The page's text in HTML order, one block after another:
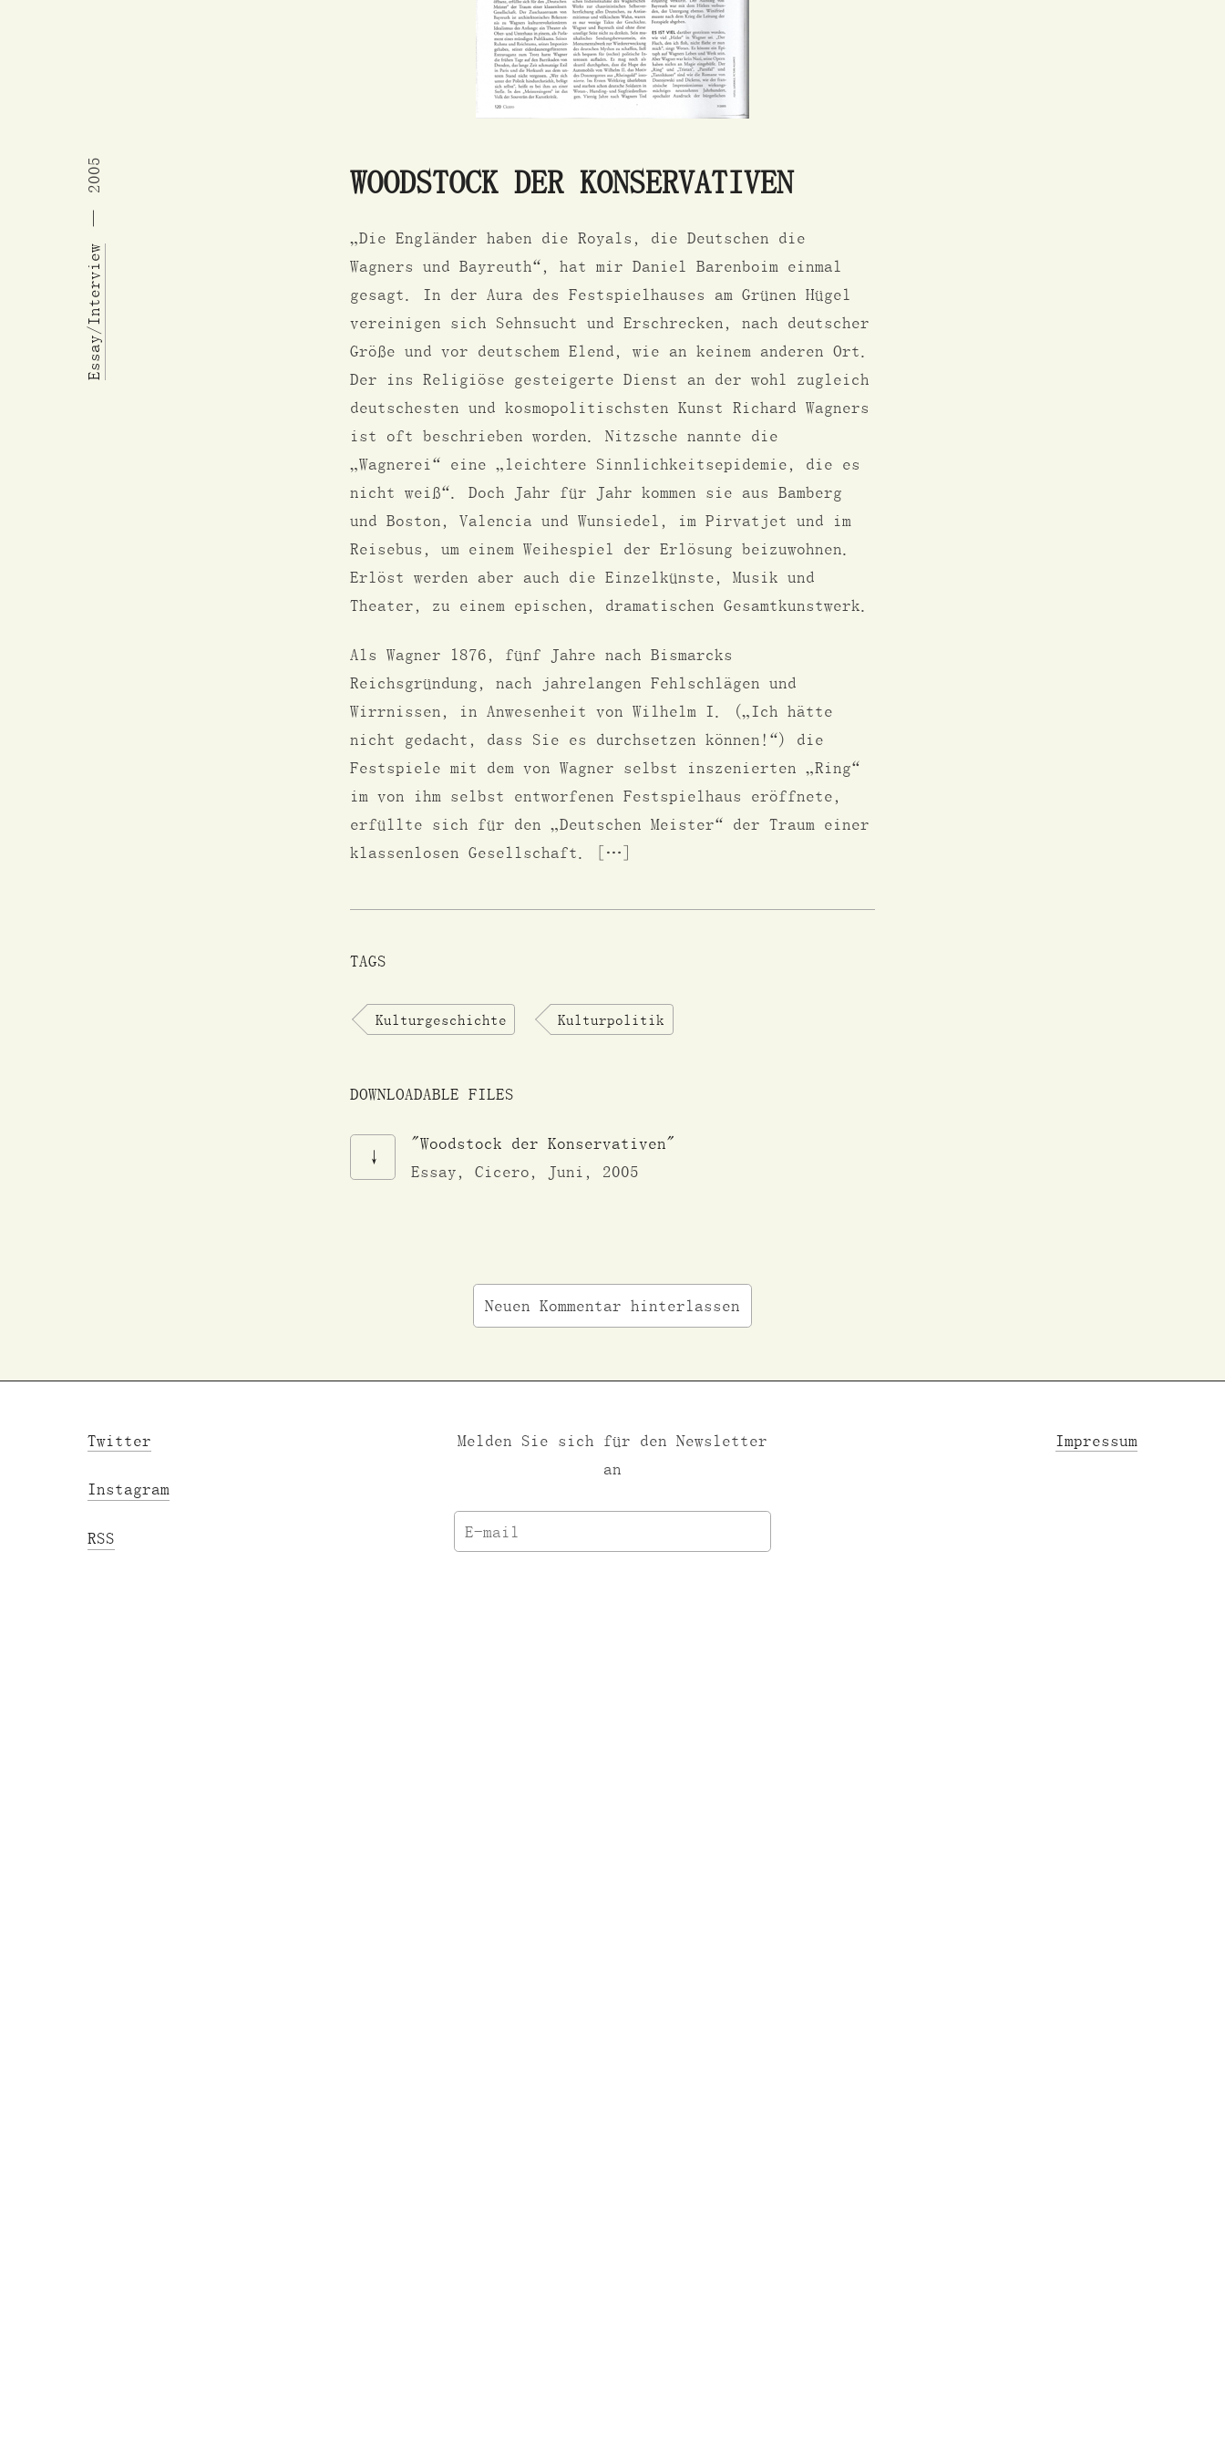
Essay/Interview
2005 WOODSTOCK DER KONSERVATIVEN
„Die Engländer haben die Royals, die Deutschen die
Wagners und Bayreuth“, hat mir Daniel Barenboim einmal
gesagt. In der Aura des Festspielhauses am Grünen Hügel
vereinigen sich Sehnsucht und Erschrecken, nach deutscher
Größe und vor deutschem Elend, wie an keinem anderen Ort.
Der ins Religiöse gesteigerte Dienst an der wohl zugleich
deutschesten und kosmopolitischsten Kunst Richard Wagners
ist oft beschrieben worden. Nitzsche nannte die
„Wagnerei“ eine „leichtere Sinnlichkeitsepidemie, die es
nicht weiß“. Doch Jahr für Jahr kommen sie aus Bamberg
und Boston, Valencia und Wunsiedel, im Pirvatjet und im
Reisebus, um einem Weihespiel der Erlösung beizuwohnen.
Erlöst werden aber auch die Einzelkünste, Musik und
Theater, zu einem epischen, dramatischen Gesamtkunstwerk.
Als Wagner 1876, fünf Jahre nach Bismarcks
Reichsgründung, nach jahrelangen Fehlschlägen und
Wirrnissen, in Anwesenheit von Wilhelm I. („Ich hätte
nicht gedacht, dass Sie es durchsetzen können!“) die
Festspiele mit dem von Wagner selbst inszenierten „Ring“
im von ihm selbst entworfenen Festspielhaus eröffnete,
erfüllte sich für den „Deutschen Meister“ der Traum einer
klassenlosen Gesellschaft. […]
TAGS
Kulturgeschichte Kulturpolitik
DOWNLOADABLE FILES
"Woodstock der Konservativen"
Essay, Cicero, Juni, 2005
Neuen Kommentar hinterlassen
Twitter
Instagram
RSS
Melden Sie sich für den Newsletter
an
Impressum